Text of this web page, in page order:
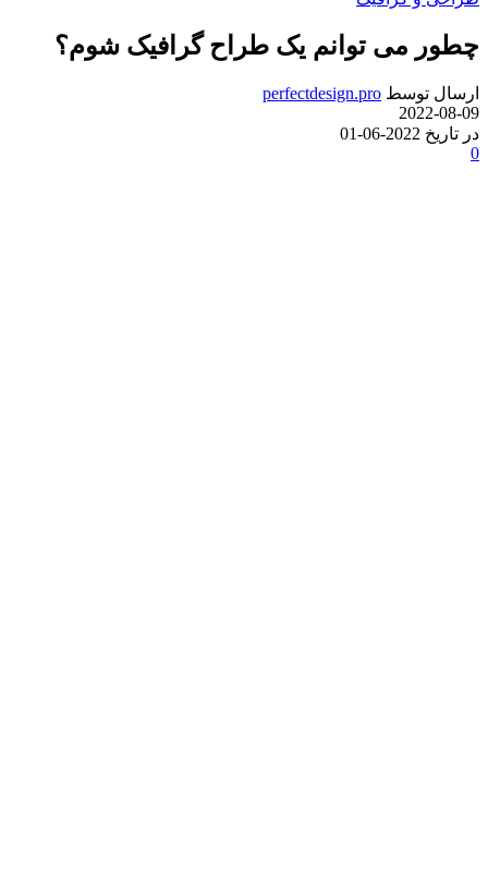
چطور می توانم یک طراح گرافیک شوم؟
ارسال توسط perfectdesign.pro
2022-08-09
در تاریخ 2022-06-01
0